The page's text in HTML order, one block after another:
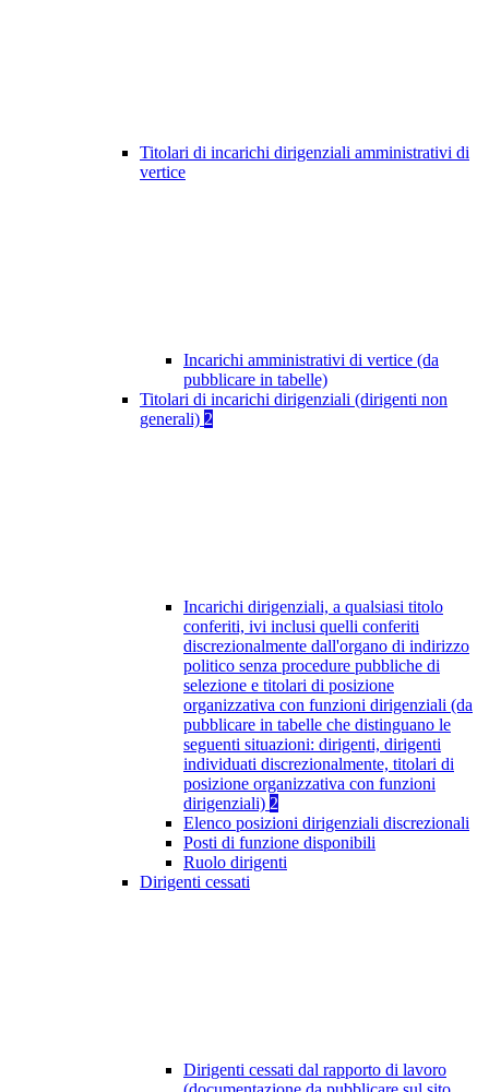
Titolari di incarichi dirigenziali amministrativi di
vertice
Incarichi amministrativi di vertice (da
pubblicare in tabelle)
Titolari di incarichi dirigenziali (dirigenti non
generali) 2
Incarichi dirigenziali, a qualsiasi titolo
conferiti, ivi inclusi quelli conferiti
discrezionalmente dall'organo di indirizzo
politico senza procedure pubbliche di
selezione e titolari di posizione
organizzativa con funzioni dirigenziali (da
pubblicare in tabelle che distinguano le
seguenti situazioni: dirigenti, dirigenti
individuati discrezionalmente, titolari di
posizione organizzativa con funzioni
dirigenziali) 2
Elenco posizioni dirigenziali discrezionali
Posti di funzione disponibili
Ruolo dirigenti
Dirigenti cessati
Dirigenti cessati dal rapporto di lavoro